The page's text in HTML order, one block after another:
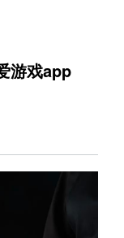
游戏app